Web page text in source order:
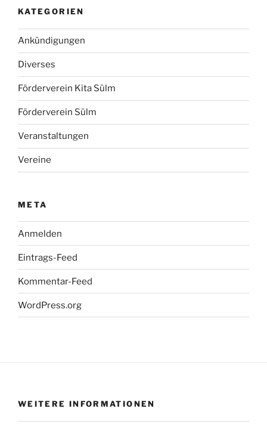
KATEGORIEN
Ankündigungen
Diverses
Förderverein Kita Sülm
Förderverein Sülm
Veranstaltungen
Vereine
META
Anmelden
Eintrags-Feed
Kommentar-Feed
WordPress.org
WEITERE INFORMATIONEN